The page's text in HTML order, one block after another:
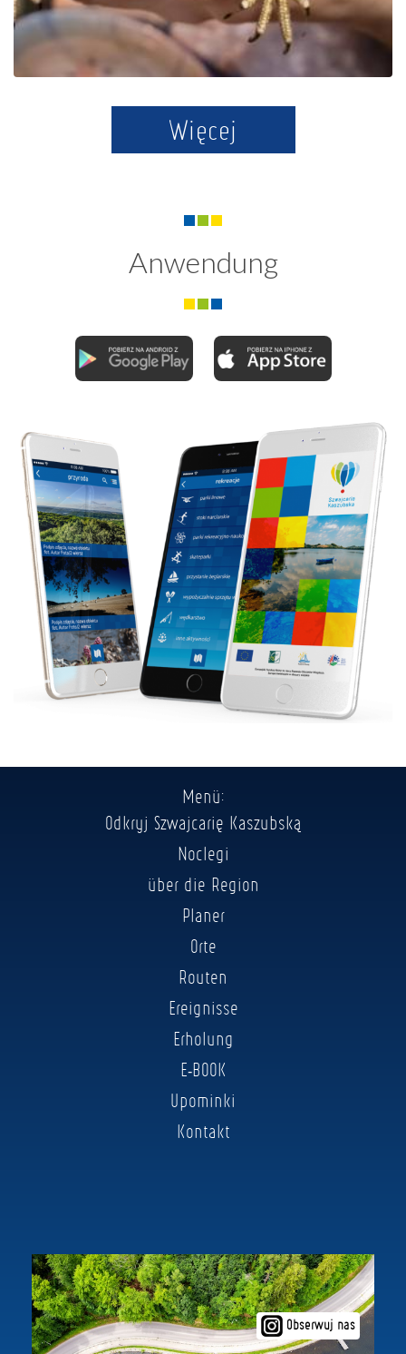
Więcej
Anwendung
Menü:
Odkryj Szwajcarię Kaszubską
Noclegi
über die Region
Planer
Orte
Routen
Ereignisse
Erholung
E-BOOK
Upominki
Kontakt
Obserwuj nas